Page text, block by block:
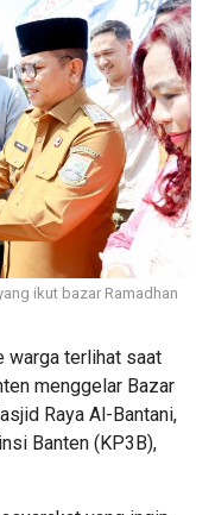
ikut bazar Ramadhan
warga terlihat saat
menggelar Bazar
Raya Al-Bantani,
Banten (KP3B),